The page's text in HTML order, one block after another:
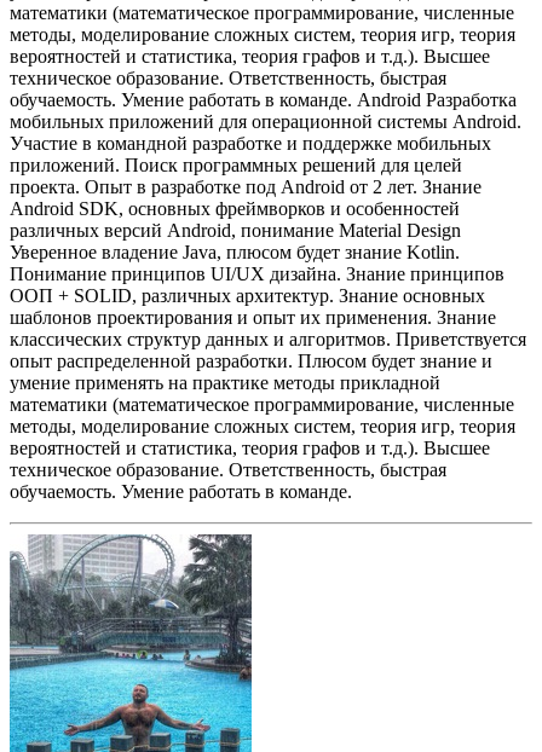
математики (математическое программирование, численные
методы, моделирование сложных систем, теория игр, теория
вероятностей и статистика, теория графов и т.д.). Высшее
техническое образование. Ответственность, быстрая
обучаемость. Умение работать в команде. Android Разработка
мобильных приложений для операционной системы Android.
Участие в командной разработке и поддержке мобильных
приложений. Поиск программных решений для целей
проекта. Опыт в разработке под Android от 2 лет. Знание
Android SDK, основных фреймворков и особенностей
различных версий Android, понимание Мaterial Design
Уверенное владение Java, плюсом будет знание Kotlin.
Понимание принципов UI/UX дизайна. Знание принципов
ООП + SOLID, различных архитектур. Знание основных
шаблонов проектирования и опыт их применения. Знание
классических структур данных и алгоритмов. Приветствуется
опыт распределенной разработки. Плюсом будет знание и
умение применять на практике методы прикладной
математики (математическое программирование, численные
методы, моделирование сложных систем, теория игр, теория
вероятностей и статистика, теория графов и т.д.). Высшее
техническое образование. Ответственность, быстрая
обучаемость. Умение работать в команде.